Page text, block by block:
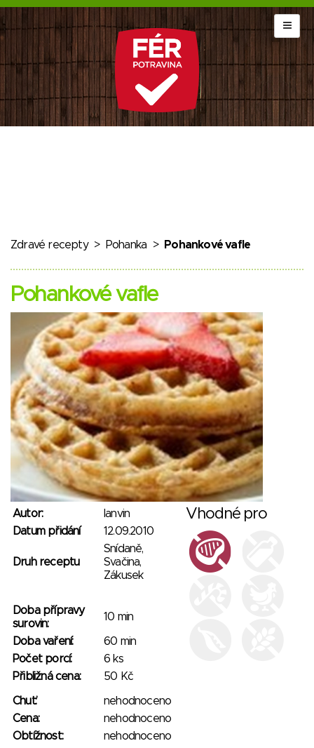
Zdravé recepty> Pohanka > Pohankové vafle
Pohankové vafle
Autor:
lanvin
Datum přidání
12.09.2010
Druh receptu
Snídaně,
Svačina,
Zákusek
Doba přípravy
surovin:
10 min
Doba vaření:
60 min
Počet porcí:
6 ks
Přibližná cena:
50 Kč
Chuť:
nehodnoceno
Cena:
nehodnoceno
Obtížnost:
nehodnoceno
Vhodné pro